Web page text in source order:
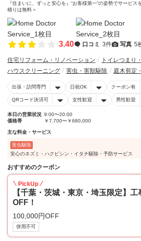
『住まいに、ずっと安心を』“お客様第一”の姿勢でサービ
積りは無料＞
3.40 口コミ 3件 写真 5
住宅リフォーム・リノベーション
トイレつまり
ハウスクリーニング
害虫・害獣駆除 庭木剪定
出張・訪問専門 日祝OK クーポン有
QRコード決済可 女性歓迎 男性歓迎
本日の営業状況 9:00〜20:00
価格帯
￥7,700〜￥680,000
主な料金・サービス
害虫駆除
安心のネズミ・ハクビシン・イタチ駆除・予防サービス
おすすめのクーポン
PickUp
【千葉・茨城・東京・埼玉限定】工
OFF！
100,000円OFF
併用不可